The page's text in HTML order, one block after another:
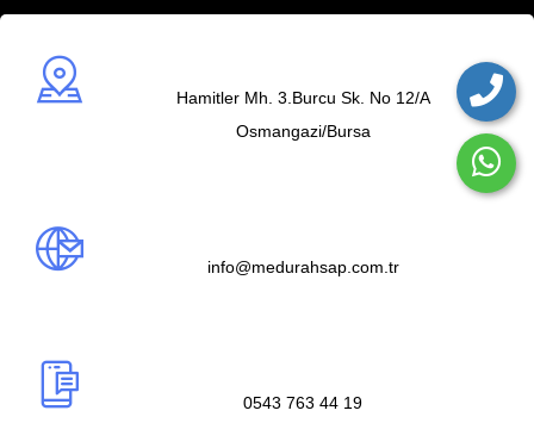
Hamitler Mh. 3.Burcu Sk. No 12/A
Osmangazi/Bursa
info@medurahsap.com.tr
0543 763 44 19